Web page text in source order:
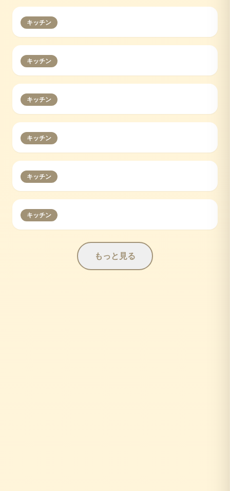
キッチン
キッチン
キッチン
キッチン
キッチン
キッチン
もっと見る